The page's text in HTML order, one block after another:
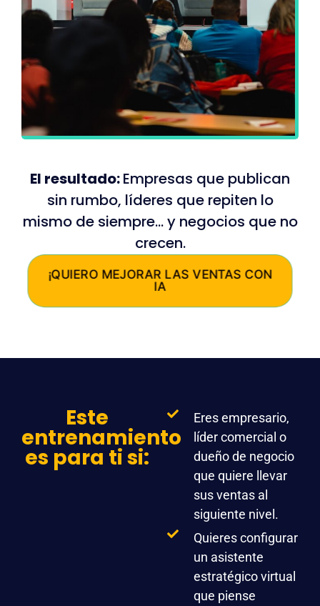
El resultado:Empresas que publican
sin rumbo, líderes que repiten lo
mismo de siempre… y negocios que no
crecen.
¡QUIERO MEJORAR LAS VENTAS CON
IA
Este
entrenamiento
es para ti si:
Eres empresario,
líder comercial o
dueño de negocio
que quiere llevar
sus ventas al
siguiente nivel.
Quieres configurar
un asistente
estratégico virtual
que piense